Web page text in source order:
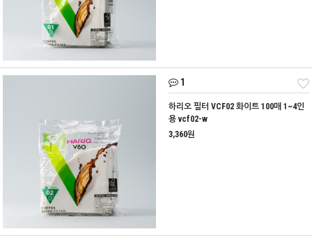
1
하리오 필터 VCF02 화이트 100매 1~4인
용 vcf02-w
3,360원